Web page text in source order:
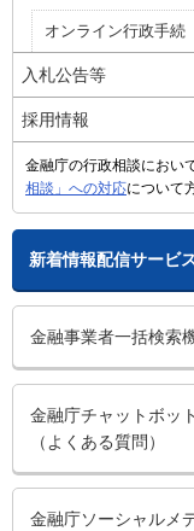
オンライン行政手続
入札公告等
採用情報
金融庁の行政相談におい
相談」への対応について
新着情報配信サービ
金融事業者一括検索
金融庁チャットボット
（よくある質問）
金融庁ソーシャルメ